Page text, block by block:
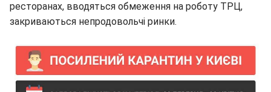
ресторанах, вводяться обмеження на роботу ТРЦ,
закриваються непродовольчі ринки.